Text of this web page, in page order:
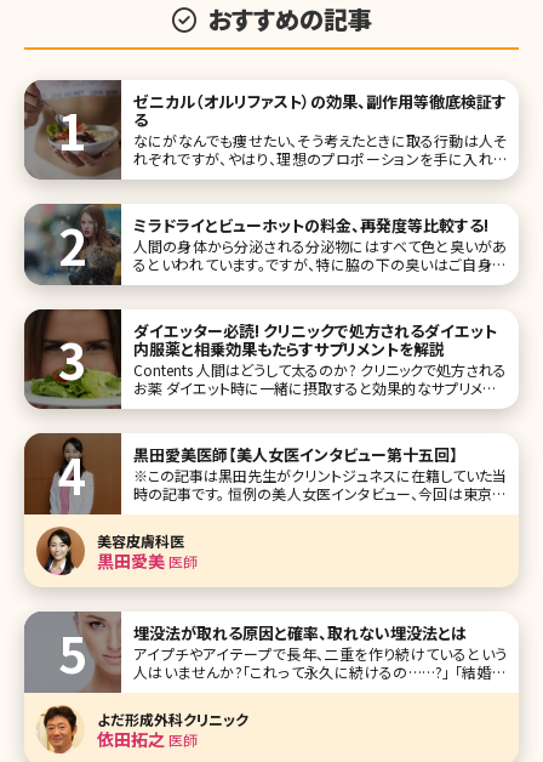
おすすめの記事
ゼニカル（オルリファスト）の効果、副作用等徹底検証す
る
なにがなんでも痩せたい、そう考えたときに取る行動は人そ
れぞれですが、やはり、理想のプロポーションを手に入れる
近道はダイエットと運動でしょう。 そこでいちばんの問題とな
でしょうか。また、運動だけで消費することのできるカロリー
には限界があります
ミラドライとビューホットの料金、再発度等比較する!
人間の身体から分泌される分泌物にはすべて色と臭いがあ
るといわれています。ですが、特に脇の下の臭いはご自身だ
けではなく、他人に不快感を与えてしまうことも少なくありま
ン汗腺から分泌される汗が原因となっていますが、実は、汗
には水分だけではなく、
ダイエッター必読! クリニックで処方されるダイエット
内服薬と相乗効果もたらすサプリメントを解説
Contents 人間はどうして太るのか? クリニックで処方される
お薬 ダイエット時に一緒に摂取すると効果的なサプリメント
おわりに ふと鏡を見ると、ぽっこりでたお腹、ムチムチな二の
黒田愛美医師【美人女医インタビュー第十五回】
※この記事は黒田先生がクリントジュネスに在籍していた当
時の記事です。 恒例の美人女医インタビュー、今回は東京都
港区の愛宕ヒルズ内にあるクリントジュネスの黒田愛美先
生です。もとは大手美容外科の分院院長を歴任され、理想の
美容医療、医師としての働き方を追求するため、クリントジュ
ネスに。外からの治療（
美容皮膚科医
黒田愛美医師
埋没法が取れる原因と確率、取れない埋没法とは
アイプチやアイテープで長年、二重を作り続けているという
人はいませんか?「これって永久に続けるの……?」 「結婚が
決まったらどうしよう」「アイプチを一生買い続けるなら、埋没
法で二重にした方が安いのでは?」そんな悩みをお持ちの方
も多いでしょう。でも、二重埋没法はよく取れて元に戻ってし
まうともいいますよ
よだ形成外科クリニック
依田拓之 医師